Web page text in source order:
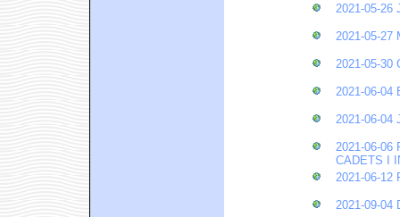
2021-05-26
2021-05-27
2021-05-30
2021-06-04
2021-06-04
2021-06-06
CADETS I
2021-06-12
2021-09-04